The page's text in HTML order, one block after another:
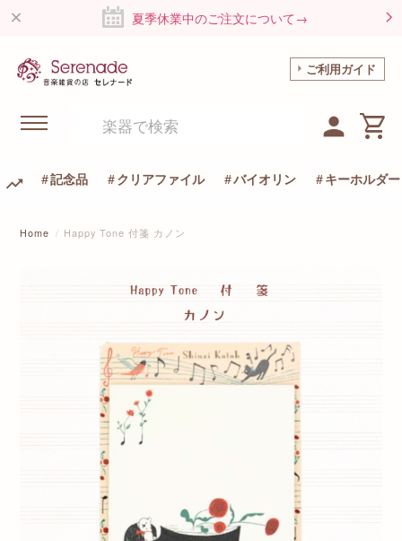
夏季休業中のご注文について→
ご利用ガイド
記念品 クリアファイル バイオリン キーホルダー
Home Happy Tone 付箋 カノン